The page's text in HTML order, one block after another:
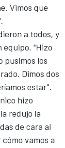
Vimos que
a todos, y
equipo. "Hizo
pusimos los
Dimos dos
estar".
hizo
redujo la
de cara al
vamos a